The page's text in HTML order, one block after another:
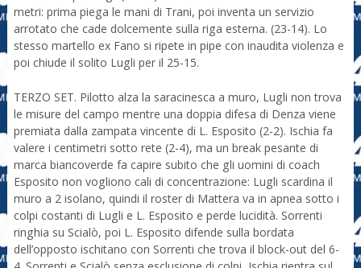
metri: prima piega le mani di Trani, poi inventa un servizio
arrotato che cade dolcemente sulla riga esterna. (23-14). Lo
stesso martello ex Fano si ripete in pipe con inaudita violenza e
poi chiude il solito Lugli per il 25-15.
TERZO SET. Pilotto alza la saracinesca a muro, Lugli non trova
le misure del campo mentre una doppia difesa di Denza viene
premiata dalla zampata vincente di L. Esposito (2-2). Ischia fa
valere i centimetri sotto rete (2-4), ma un break pesante di
marca biancoverde fa capire subito che gli uomini di coach
Esposito non vogliono cali di concentrazione: Lugli scardina il
muro a 2 isolano, quindi il roster di Mattera va in apnea sotto i
colpi costanti di Lugli e L. Esposito e perde lucidità. Sorrenti
ringhia su Scialò, poi L. Esposito difende sulla bordata
dell’opposto ischitano con Sorrenti che trova il block-out del 6-